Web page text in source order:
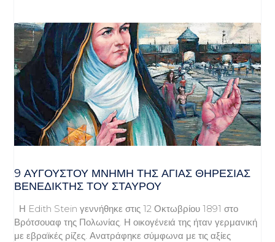
9 ΑΥΓΟΥΣΤΟΥ ΜΝΗΜΗ ΤΗΣ ΑΓΙΑΣ ΘΗΡΕΣΙΑΣ
ΒΕΝΕΔΙΚΤΗΣ ΤΟΥ ΣΤΑΥΡΟΥ
Η Edith Stein γεννήθηκε στις 12 Οκτωβρίου 1891 στο
Βρότσουαφ της Πολωνίας. Η οικογένειά της ήταν γερμανική
με εβραϊκές ρίζες. Ανατράφηκε σύμφωνα με τις αξίες